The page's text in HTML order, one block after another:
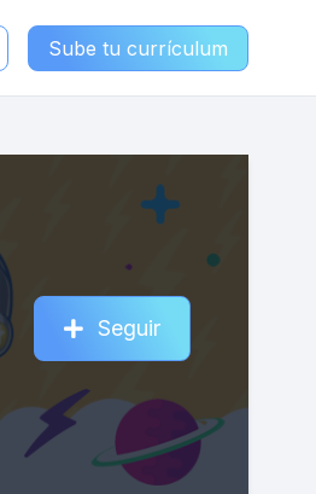
Sube tu currículum
Seguir